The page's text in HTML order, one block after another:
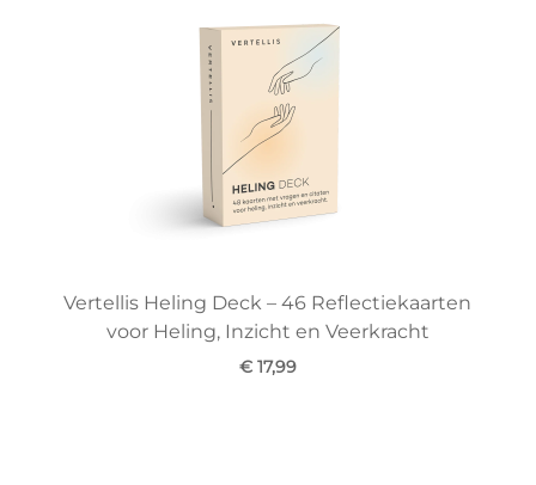
Vertellis Heling Deck – 46 Reflectiekaarten
voor Heling, Inzicht en Veerkracht
€ 17,99